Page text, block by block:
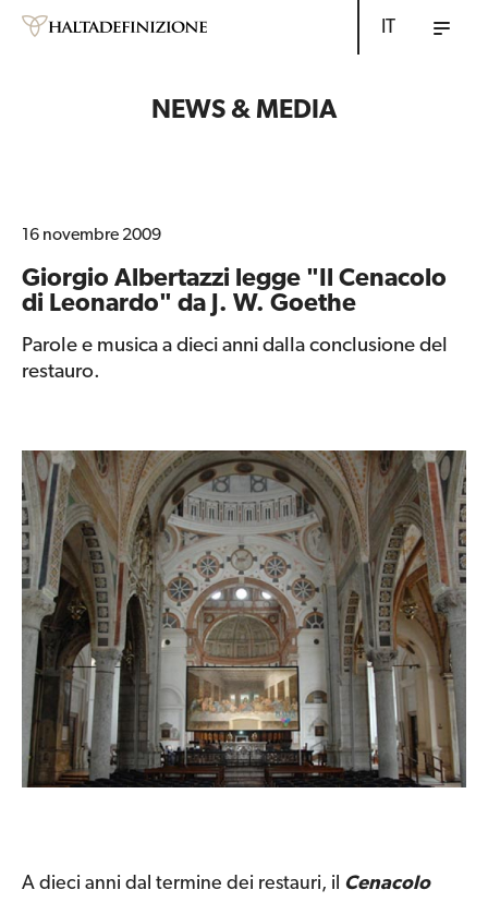
IT
NEWS & MEDIA
16 novembre 2009
Giorgio Albertazzi legge "Il Cenacolo
di Leonardo" da J. W. Goethe
Parole e musica a dieci anni dalla conclusione del
restauro.
A dieci anni dal termine dei restauri, il Cenacolo